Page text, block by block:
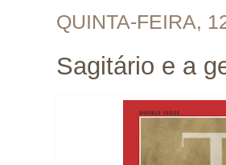
QUINTA-FEIRA,
Sagitário e a